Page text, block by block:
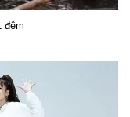
đêm